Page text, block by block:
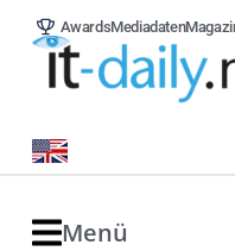
AwardsMediadaten
Menü